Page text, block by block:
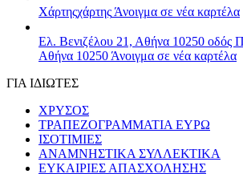
Χάρτηςχάρτης Άνοιγμα σε νέα καρτέλα
Ελ. Βενιζέλου 21, Αθήνα 10250 οδός
Αθήνα 10250 Άνοιγμα σε νέα καρτέλα
ΓΙΑ ΙΔΙΩΤΕΣ
ΧΡΥΣΟΣ
ΤΡΑΠΕΖΟΓΡΑΜΜΑΤΙΑ ΕΥΡΩ
ΙΣΟΤΙΜΙΕΣ
ΑΝΑΜΝΗΣΤΙΚΑ ΣΥΛΛΕΚΤΙΚΑ
ΕΥΚΑΙΡΙΕΣ ΑΠΑΣΧΟΛΗΣΗΣ